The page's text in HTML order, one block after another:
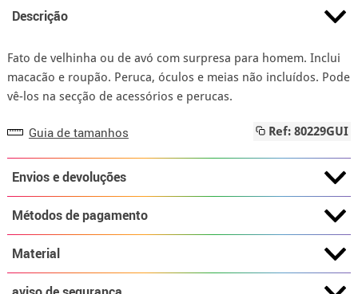
Descrição
Fato de velhinha ou de avó com surpresa para homem. Inclui
macacão e roupão. Peruca, óculos e meias não incluídos. Pode
vê-los na secção de acessórios e perucas.
Guia de tamanhos Ref: 80229GUI
Envios e devoluções
Métodos de pagamento
Material